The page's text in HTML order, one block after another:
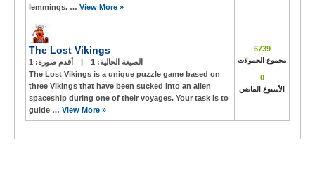
lemmings. … View More »
The Lost Vikings
الصيغة الحالية: 1
| أقدم صورة: 1
The Lost Vikings is a unique puzzle game based on
three Vikings that have been sucked into an alien
spaceship during one of their voyages. Your task is to
guide … View More »
6739
مجموع الحمولات
0
الأسبوع الماضي